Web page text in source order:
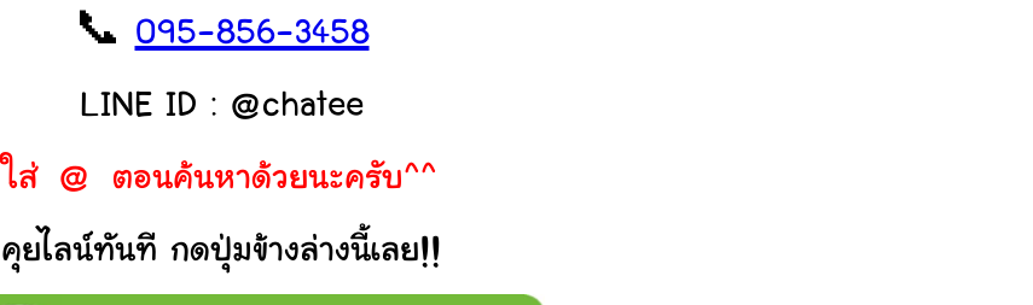
📞 095-856-3458
LINE ID : @chatee
ใส่ @ ตอนค้นหาด้วยนะครับ^^
คุยไลน์ทันที กดปุ่มข้างล่างนี้เลย!!